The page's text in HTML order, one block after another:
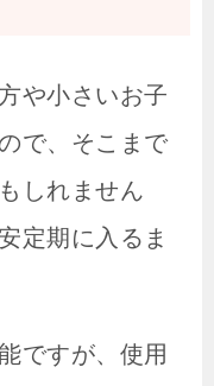
や小さいお子
で、そこまで
しれません
定期に入るま
ですが、使用